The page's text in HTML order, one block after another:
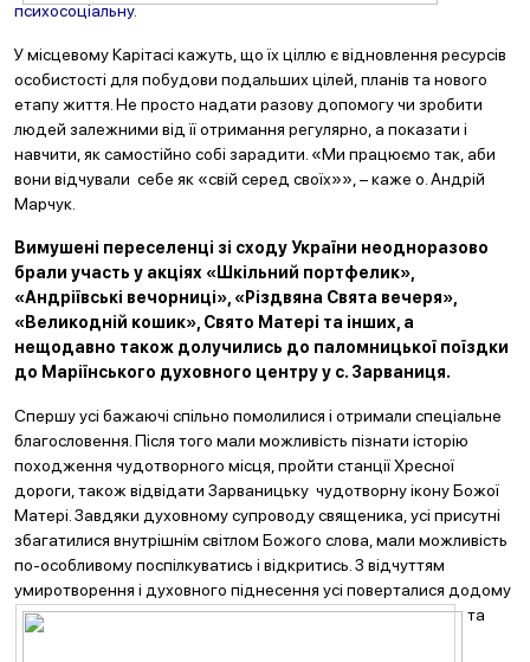
психосоціальну.
У місцевому Карітасі кажуть, що їх ціллю є відновлення ресурсів
особистості для побудови подальших цілей, планів та нового
етапу життя. Не просто надати разову допомогу чи зробити
людей залежними від її отримання регулярно, а показати і
навчити, як самостійно собі зарадити. «Ми працюємо так, аби
вони відчували себе як «свій серед своїх»», – каже о. Андрій
Марчук.
Вимушені переселенці зі сходу України неодноразово
брали участь у акціях «Шкільний портфелик»,
«Андріївські вечорниці», «Різдвяна Свята вечеря»,
«Великодній кошик», Свято Матері та інших, а
нещодавно також долучились до паломницької поїздки
до Маріїнського духовного центру у с. Зарваниця.
Спершу усі бажаючі спільно помолилися і отримали спеціальне
благословення. Після того мали можливість пізнати історію
походження чудотворного місця, пройти станції Хресної
дороги, також відвідати Зарваницьку чудотворну ікону Божої
Матері. Завдяки духовному супроводу священика, усі присутні
збагатилися внутрішнім світлом Божого слова, мали можливість
по-особливому поспілкуватись і відкритись. З відчуттям
умиротворення і духовного піднесення усі поверталися додому
та